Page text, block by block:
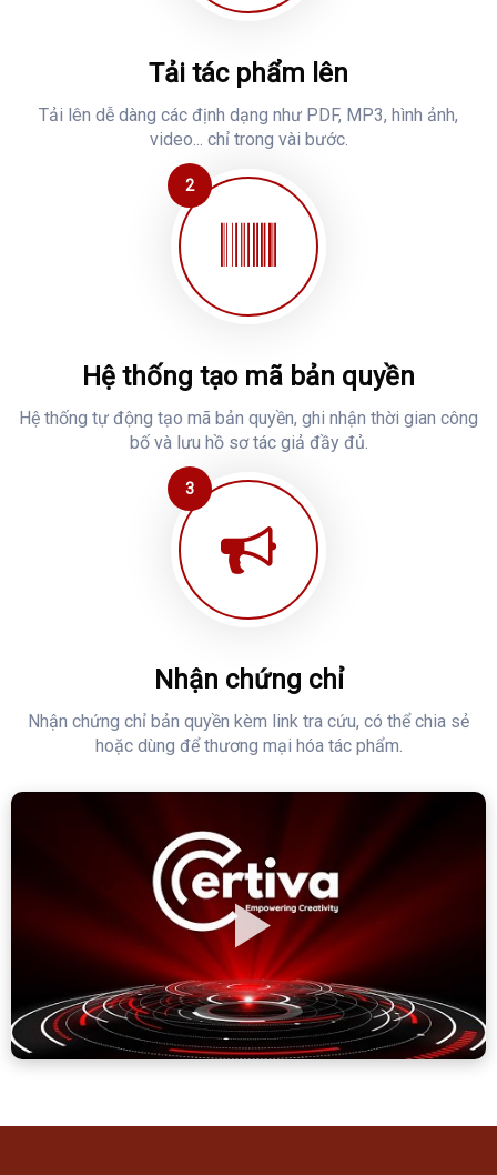
Tải tác phẩm lên
Tải lên dễ dàng các định dạng như PDF, MP3, hình ảnh,
video... chỉ trong vài bước.
2
Hệ thống tạo mã bản quyền
Hệ thống tự động tạo mã bản quyền, ghi nhận thời gian công
bố và lưu hồ sơ tác giả đầy đủ.
3
Nhận chứng chỉ
Nhận chứng chỉ bản quyền kèm link tra cứu, có thể chia sẻ
hoặc dùng để thương mại hóa tác phẩm.